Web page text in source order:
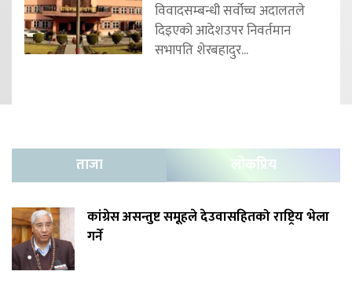
विवादसम्बन्धी सर्वोच्च अदालतले
दिइएको आदेशउपर निवर्तमान
सभापति शेरबहादुर...
ताजा लोकप्रिय
कांग्रेस असन्तुष्ट समूहले देउवासहितको राष्ट्रिय भेला
गर्ने